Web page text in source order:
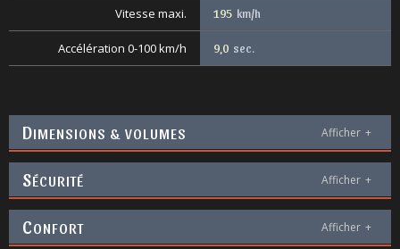
Vitesse maxi. 195 km/h
Accélération 0-100 km/h 9,0 sec.
DIMENSIONS & VOLUMES Afficher +
SÉCURITÉ Afficher +
CONFORT Afficher +